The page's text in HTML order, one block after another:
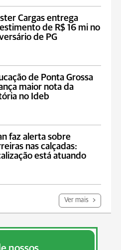
Cargas entrega
de R$ 16 mi no
de PG
de Ponta Grossa
maior nota da
no Ideb
faz alerta sobre
nas calçadas:
está atuando
Ver mais